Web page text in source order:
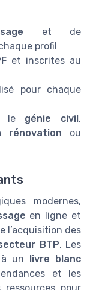
et de
profil
et inscrites au
pour chaque
le génie civil,
rénovation ou
modernes,
en ligne et
l’acquisition des
BTP. Les
à un
livre blanc
et les